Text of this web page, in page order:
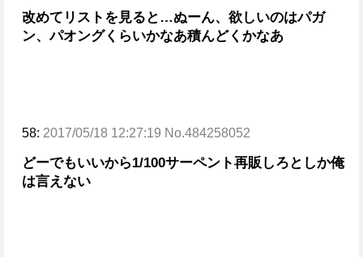
改めてリストを見ると…ぬーん、欲しいのはパガ
ン、パオングくらいかなあ積んどくかなあ
58: 2017/05/18 12:27:19 No.484258052
どーでもいいから1/100サーペント再販しろとしか俺
は言えない